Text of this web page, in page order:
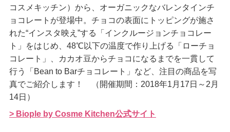
コスメキッチン）から、オーガニックなバレンタインチ
ョコレートが登場中。チョコの表面にトッピングが施さ
れた“インスタ映え”する「インクルージョンチョコレー
ト」をはじめ、48℃以下の温度で作り上げる「ローチョ
コレート」、カカオ豆からチョコになるまでを一貫して
行う「Bean to Barチョコレート」など、注目の商品を写
真でご紹介します！ （開催期間：2018年1月17日～2月
14日）
> Biople by Cosme Kitchen公式サイト